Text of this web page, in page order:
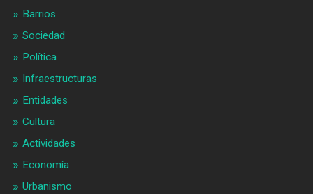
Barrios
Sociedad
Política
Infraestructuras
Entidades
Cultura
Actividades
Economía
Urbanismo